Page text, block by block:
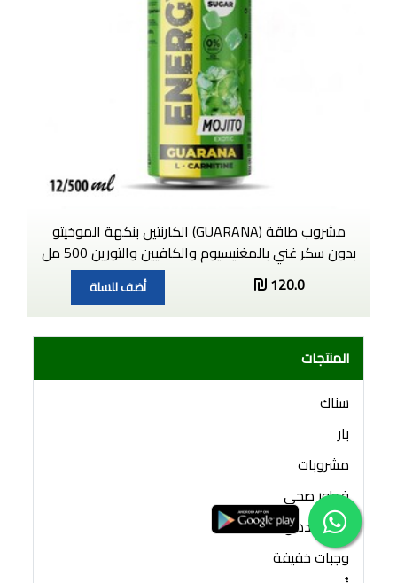
مشروب طاقة (GUARANA) الكارنتين بنكهة الموخيتو
بدون سكر غني بالمغنيسيوم والكافيين والتورين 500 مل
120.0
أضف للسلة
المنتجات
سناك
بار
مشروبات
فطور صحي
قابل للدهن
وجبات خفيفة